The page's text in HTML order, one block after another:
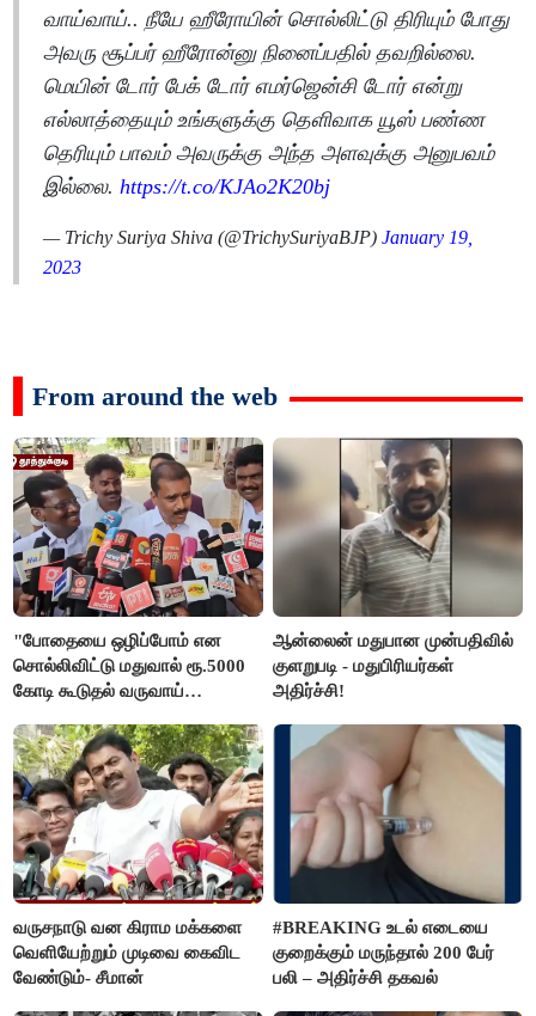
வாய்வாய்.. நீயே ஹீரோயின் சொல்லிட்டு திரியும் போது
அவரு சூப்பர் ஹீரோன்னு நினைப்பதில் தவறில்லை.
மெயின் டோர் பேக் டோர் எமர்ஜென்சி டோர் என்று
எல்லாத்தையும் உங்களுக்கு தெளிவாக யூஸ் பண்ண
தெரியும் பாவம் அவருக்கு அந்த அளவுக்கு அனுபவம்
இல்லை.https://t.co/KJAo2K20bj
— Trichy Suriya Shiva (@TrichySuriyaBJP)January 19,
2023
From around the web
"போதையை ஒழிப்போம் என
சொல்லிவிட்டு மதுவால் ரூ.5000
கோடி கூடுதல் வருவாய்
மார்க்கண்டேயன்
ஆன்லைன் மதுபான முன்பதிவில்
குளறுபடி - மதுபிரியர்கள்
அதிர்ச்சி!
வருசநாடு வன கிராம மக்களை
வெளியேற்றும் முடிவை கைவிட
வேண்டும்- சீமான்
#BREAKING உடல் எடையை
குறைக்கும் மருந்தால் 200 பேர்
பலி – அதிர்ச்சி தகவல்